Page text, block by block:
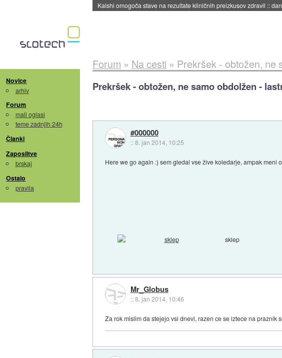
Sandisk že prodal več kot polovico SSD-jev za naslednji dve leti::
Novice
arhiv
Forum
mali oglasi
teme zadnjih 24h
Članki
Zaposlitve
brskaj
Ostalo
pravila
Forum » Na cesti » Prekršek - obtožen, ne
Prekršek - obtožen, ne samo obdolžen -
#000000
::8. jan 2014, 10:25
Here we go again :) sem gledal vse žive koledarje, ampak meni
sklep
Mr_Globus
::8. jan 2014, 10:46
Za rok mislim da stejejo vsi dnevi, razen ce se iztece na praznik